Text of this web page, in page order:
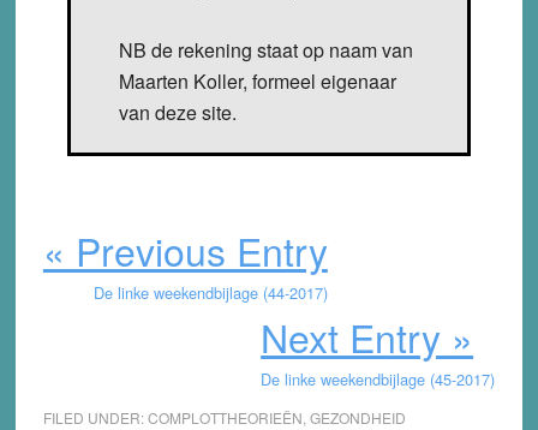
NB de rekening staat op naam van
Maarten Koller, formeel eigenaar
van deze site.
« Previous Entry
De linke weekendbijlage (44-2017)
Next Entry »
De linke weekendbijlage (45-2017)
FILED UNDER:COMPLOTTHEORIEËN GEZONDHEID